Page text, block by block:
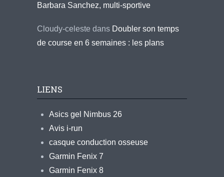
Barbara Sanchez, multi-sportive
Cloudy-celeste dans Doubler son temps
de course en 6 semaines : les plans
LIENS
Asics gel Nimbus 26
Avis i-run
casque conduction osseuse
Garmin Fenix 7
Garmin Fenix 8